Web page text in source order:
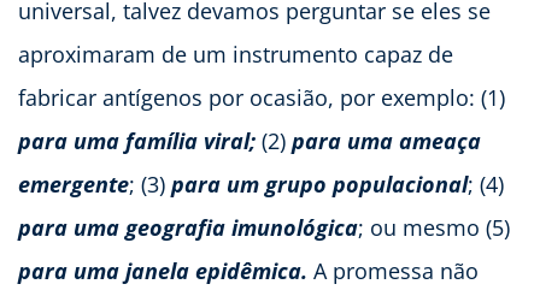
universal, talvez devamos perguntar se eles se
aproximaram de um instrumento capaz de
fabricar antígenos por ocasião, por exemplo: (1)
para uma família viral; (2) para uma ameaça
emergente; (3) para um grupo populacional; (4)
para uma geografia imunológica; ou mesmo (5)
para uma janela epidêmica. A promessa não